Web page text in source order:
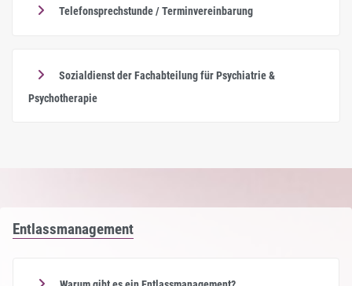
Telefonsprechstunde / Terminvereinbarung
Psychotherapie
Entlassmanagement